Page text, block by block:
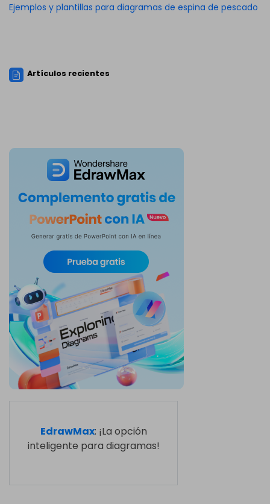
Ejemplos y plantillas para diagramas de espina de pescado
Artículos recientes
EdrawMax: ¡La opción
inteligente para diagramas!